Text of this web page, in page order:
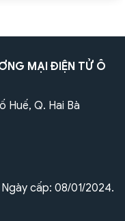
MẠI ĐIỆN TỬ Ô
Huế, Q. Hai Bà
cấp: 08/01/2024.